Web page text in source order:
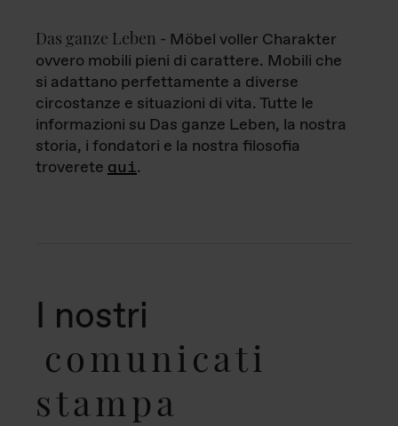
Das ganze Leben - Möbel voller Charakter
ovvero mobili pieni di carattere. Mobili che
si adattano perfettamente a diverse
circostanze e situazioni di vita. Tutte le
informazioni su Das ganze Leben, la nostra
storia, i fondatori e la nostra filosofia
troverete qui.
I nostri
comunicati
stampa